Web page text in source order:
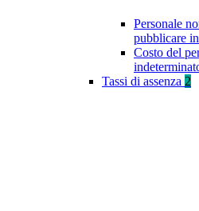
Personale
pubblicare
Costo del
Tassi di assenza 2